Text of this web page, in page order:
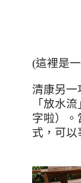
(這裡是
清康另一
「放水
字啦）。
式，可以